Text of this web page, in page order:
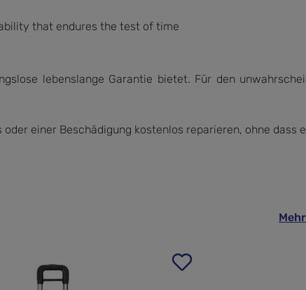
that endures the test of time
lebenslange Garantie bietet. Für den
einer Beschädigung kostenlos reparieren, ohne dass